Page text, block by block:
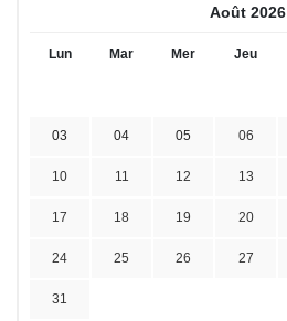
Août 2026
Lun Mar Mer Jeu
03 04 05 06
10 11 12 13
17 18 19 20
24 25 26 27
31